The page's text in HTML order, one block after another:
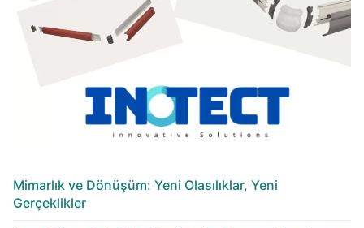
Mimarlık ve Dönüşüm: Yeni Olasılıklar, Yeni
Gerçeklikler